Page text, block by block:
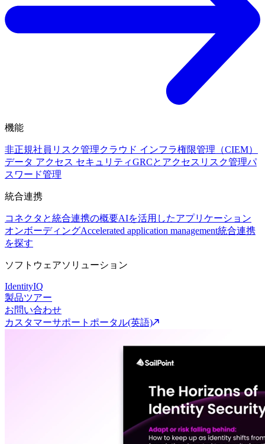
機能
非正規社員リスク管理クラウド インフラ権限管理（CIEM）
データ アクセス セキュリティGRCとアクセスリスク管理パ
スワード管理
統合連携
コネクタと統合連携の概要AIを活用したアプリケーション
オンボーディングAccelerated application management統合連携
を探す
ソフトウェアソリューション
IdentityIQ
製品ツアー
お問い合わせ
カスタマーサポートポータル(英語)